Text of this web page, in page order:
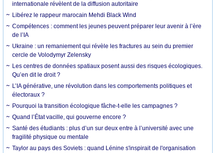
internationale révèlent de la diffusion autoritaire
Libérez le rappeur marocain Mehdi Black Wind
Compétences : comment les jeunes peuvent préparer leur avenir à l’ère
de l’IA
Ukraine : un remaniement qui révèle les fractures au sein du premier
cercle de Volodymyr Zelensky
Les centres de données spatiaux posent aussi des risques écologiques.
Qu’en dit le droit ?
L’IA générative, une révolution dans les comportements politiques et
électoraux ?
Pourquoi la transition écologique fâche-t-elle les campagnes ?
Quand l’État vacille, qui gouverne encore ?
Santé des étudiants : plus d’un sur deux entre à l’université avec une
fragilité physique ou mentale
Taylor au pays des Soviets : quand Lénine s'inspirait de l'organisation